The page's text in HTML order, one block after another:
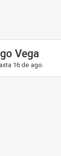
Vega
16 de ago.